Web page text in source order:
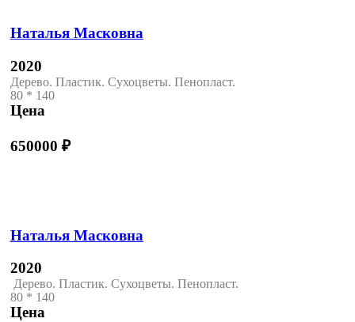
Наталья Масковна
2020
Дерево. Пластик. Сухоцветы. Пенопласт.
80 * 140
Цена
650000 ₽
Наталья Масковна
2020
Дерево. Пластик. Сухоцветы. Пенопласт.
80 * 140
Цена